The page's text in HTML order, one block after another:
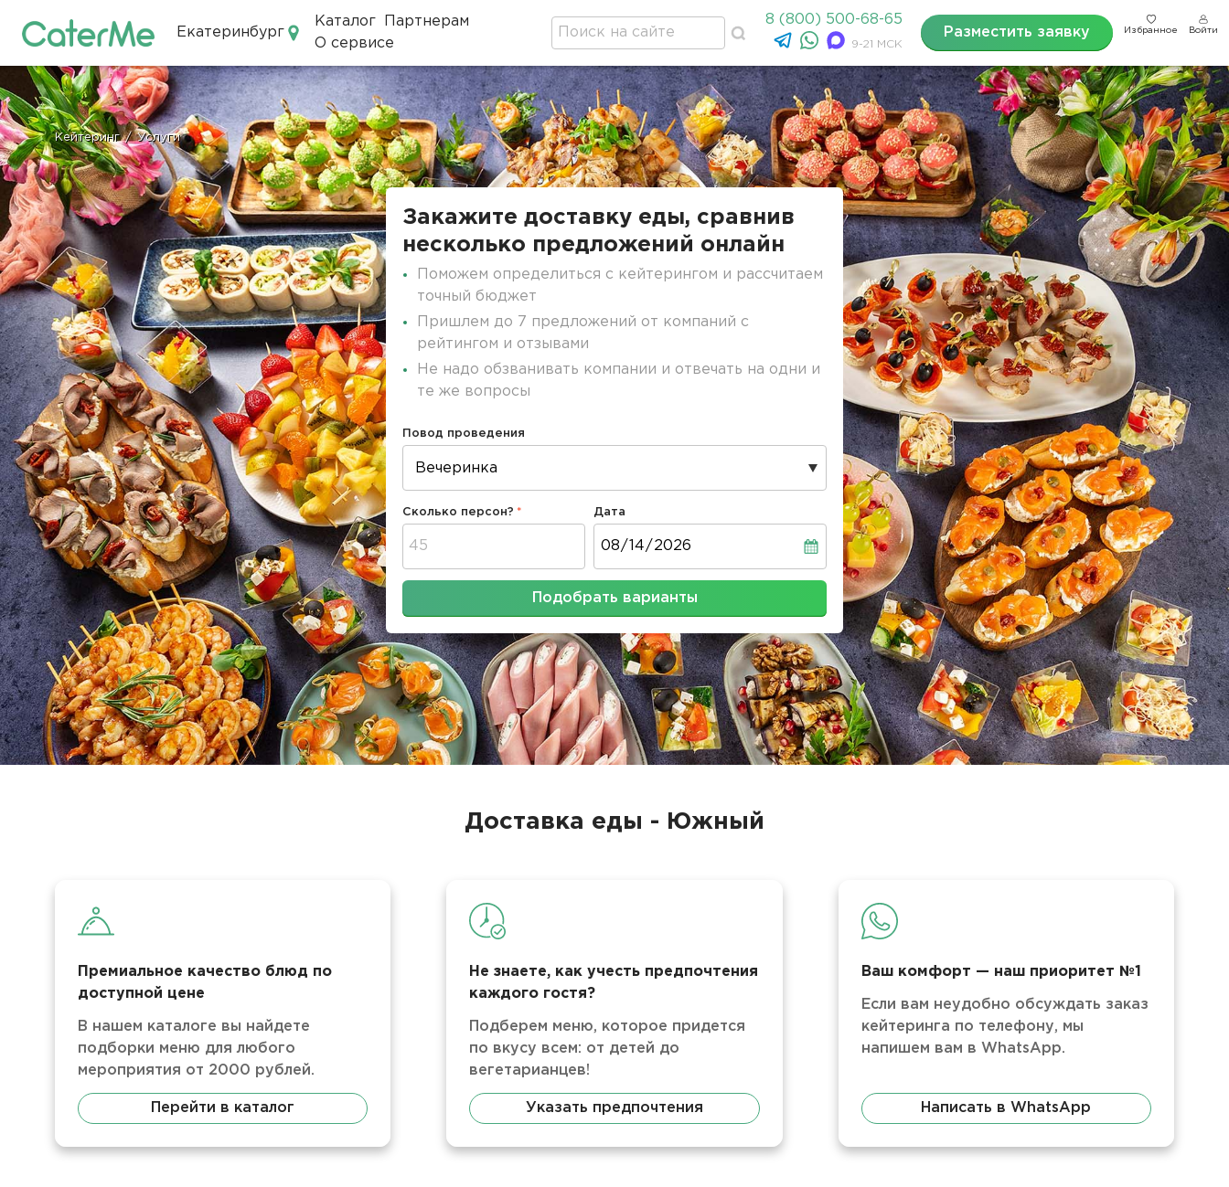
Екатеринбург
Каталог
Партнерам
О сервисе
8 (800) 500-68-65
9-21 МСК
Разместить заявку Избранное Войти
Строка
навигации
Кейтеринг / Услуги
Закажите доставку еды, сравнив
несколько предложений онлайн
Поможем определиться с кейтерингом и рассчитаем
точный бюджет
Пришлем до 7 предложений от компаний с
рейтингом и отзывами
Не надо обзванивать компании и отвечать на одни и
те же вопросы
Повод проведения
Сколько персон? Дата
Подобрать варианты
Доставка еды - Южный
Премиальное качество блюд по
доступной цене
В нашем каталоге вы найдете
подборки меню для любого
мероприятия от 2000 рублей.
Перейти в каталог
Не знаете, как учесть предпочтения
каждого гостя?
Подберем меню, которое придется
по вкусу всем: от детей до
вегетарианцев!
Указать предпочтения
Ваш комфорт — наш приоритет №1
Если вам неудобно обсуждать заказ
кейтеринга по телефону, мы
напишем вам в WhatsApp.
Написать в WhatsApp